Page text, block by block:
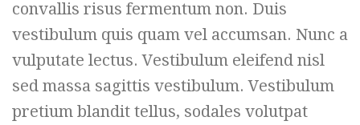
convallis risus fermentum non. Duis
vestibulum quis quam vel accumsan. Nunc a
vulputate lectus. Vestibulum eleifend nisl
sed massa sagittis vestibulum. Vestibulum
pretium blandit tellus, sodales volutpat